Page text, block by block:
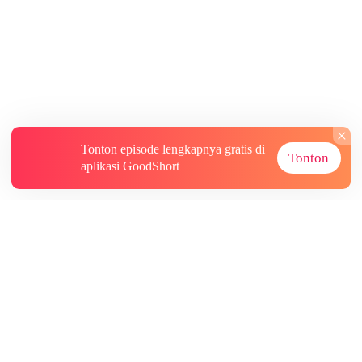
Tonton episode lengkapnya gratis di
aplikasi GoodShort
Tonton